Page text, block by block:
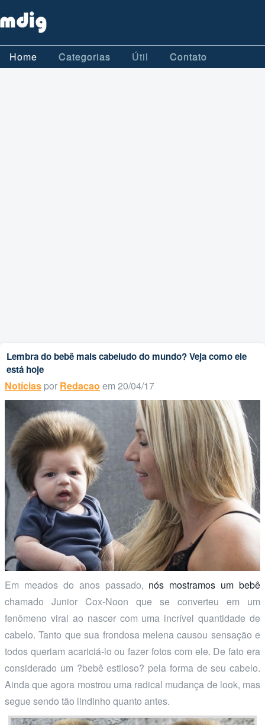
Home Categorias Útil Contato
Lembra do bebê mais cabeludo do mundo? Veja como ele
está hoje
Notícias por Redacao em 20/04/17
Em meados do anos passado, nós mostramos um bebê
chamado Junior Cox-Noon que se converteu em um
fenômeno viral ao nascer com uma incrível quantidade de
cabelo. Tanto que sua frondosa melena causou sensação e
todos queriam acariciá-lo ou fazer fotos com ele. De fato era
considerado um ?bebê estiloso? pela forma de seu cabelo.
Ainda que agora mostrou uma radical mudança de look, mas
segue sendo tão lindinho quanto antes.